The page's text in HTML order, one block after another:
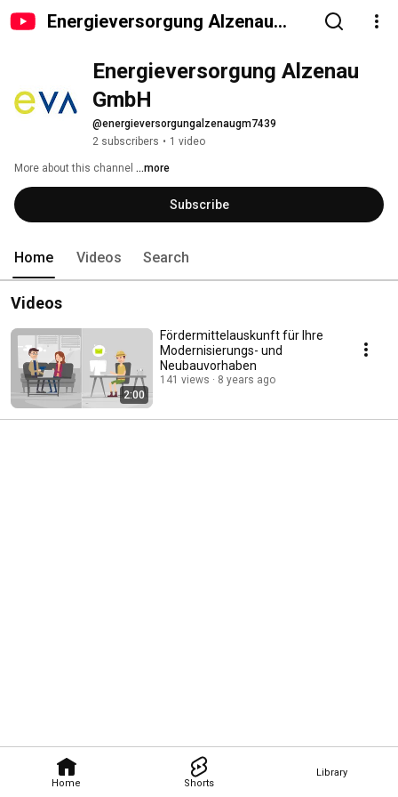
Energieversorgung Alzenau
Home Shorts
Library
Energieversorgung Alzenau
GmbH
@energieversorgungalzenaugm7439
2 subscribers • 1 video
More about this channel ...more
Subscribe
Home Videos Search
Videos
2:00
Fördermittelauskunft für Ihre
Modernisierungs- und
Neubauvorhaben
141 views 8 years ago